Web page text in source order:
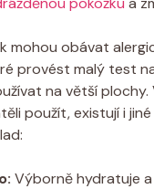
⁢mohou obávat
provést‍ malý test
na větší‍ plochy.
‍použít, existují ⁢i
Výborně hydratuje a